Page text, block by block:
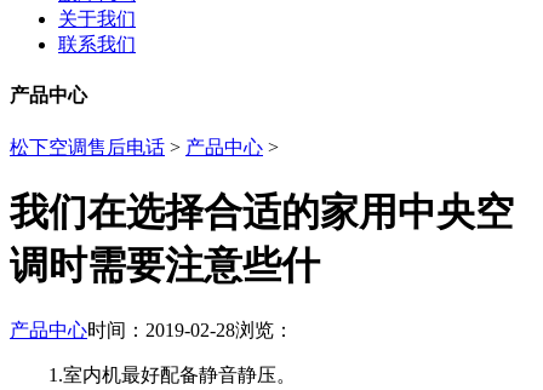
关于我们
联系我们
产品中心
松下空调售后电话 > 产品中心 >
我们在选择合适的家用中央空
调时需要注意些什
产品中心时间：2019-02-28浏览：
1.室内机最好配备静音静压。